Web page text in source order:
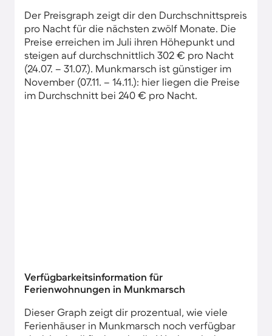
Der Preisgraph zeigt dir den Durchschnittspreis
pro Nacht für die nächsten zwölf Monate. Die
Preise erreichen im Juli ihren Höhepunkt und
steigen auf durchschnittlich 302 € pro Nacht
(24.07. – 31.07.). Munkmarsch ist günstiger im
November (07.11. – 14.11.): hier liegen die Preise
im Durchschnitt bei 240 € pro Nacht.
Verfügbarkeitsinformation für
Ferienwohnungen in Munkmarsch
Dieser Graph zeigt dir prozentual, wie viele
Ferienhäuser in Munkmarsch noch verfügbar